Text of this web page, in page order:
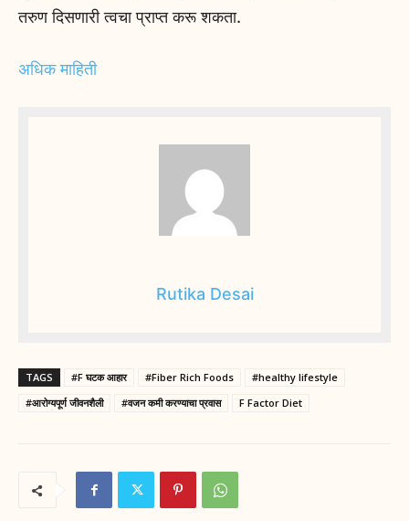
तरुण दिसणारी त्वचा प्राप्त करू शकता.
अधिक माहिती
Rutika Desai
TAGS #F घटक आहार #Fiber Rich Foods
#healthy lifestyle
#आरोग्यपूर्ण जीवनशैली
#वजन कमी करण्याचा प्रवास F Factor Diet